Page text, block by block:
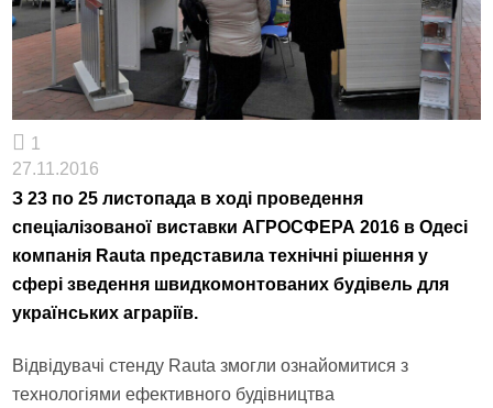
1
27.11.2016
З 23 по 25 листопада в ході проведення
спеціалізованої виставки АГРОСФЕРА 2016 в Одесі
компанія Rauta представила технічні рішення у
сфері зведення швидкомонтованих будівель для
українських аграріїв.
Відвідувачі стенду Rauta змогли ознайомитися з
технологіями ефективного будівництва